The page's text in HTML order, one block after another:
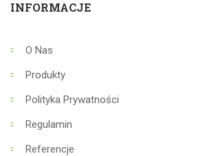
INFORMACJE
O Nas
Produkty
Polityka Prywatności
Regulamin
Referencje